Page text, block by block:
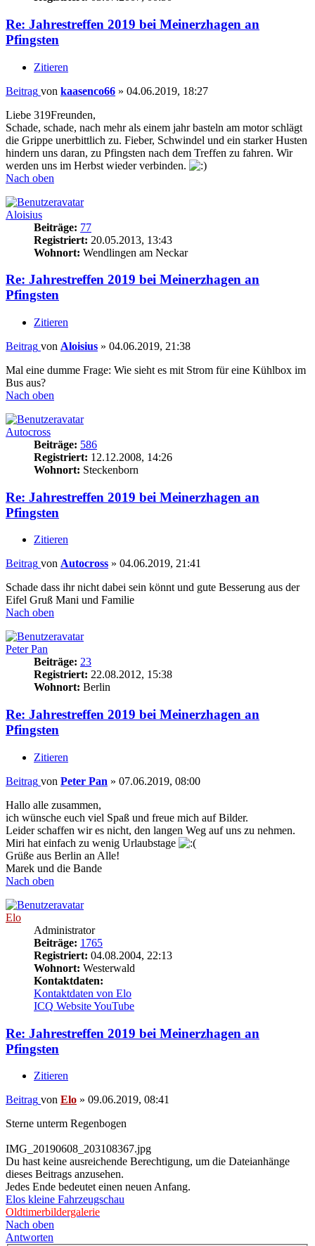
Re: Jahrestreffen 2019 bei Meinerzhagen an
Pfingsten
Zitieren
Beitrag von kaasenco66 » 04.06.2019, 18:27
Liebe 319Freunden,
Schade, schade, nach mehr als einem jahr basteln am motor schlägt
die Grippe unerbittlich zu. Fieber, Schwindel und ein starker Husten
hindern uns daran, zu Pfingsten nach dem Treffen zu fahren. Wir
werden uns im Herbst wieder verbinden.
Nach oben
Aloisius
Beiträge: 77
Registriert: 20.05.2013, 13:43
Wohnort: Wendlingen am Neckar
Re: Jahrestreffen 2019 bei Meinerzhagen an
Pfingsten
Zitieren
Beitrag von Aloisius » 04.06.2019, 21:38
Mal eine dumme Frage: Wie sieht es mit Strom für eine Kühlbox im
Bus aus?
Nach oben
Autocross
Beiträge: 586
Registriert: 12.12.2008, 14:26
Wohnort: Steckenborn
Re: Jahrestreffen 2019 bei Meinerzhagen an
Pfingsten
Zitieren
Beitrag von Autocross » 04.06.2019, 21:41
Schade dass ihr nicht dabei sein könnt und gute Besserung aus der
Eifel Gruß Mani und Familie
Nach oben
Peter Pan
Beiträge: 23
Registriert: 22.08.2012, 15:38
Wohnort: Berlin
Re: Jahrestreffen 2019 bei Meinerzhagen an
Pfingsten
Zitieren
Beitrag von Peter Pan » 07.06.2019, 08:00
Hallo alle zusammen,
ich wünsche euch viel Spaß und freue mich auf Bilder.
Leider schaffen wir es nicht, den langen Weg auf uns zu nehmen.
Miri hat einfach zu wenig Urlaubstage
Grüße aus Berlin an Alle!
Marek und die Bande
Nach oben
Elo
Administrator
Beiträge: 1765
Registriert: 04.08.2004, 22:13
Wohnort: Westerwald
Kontaktdaten:
Kontaktdaten von Elo
ICQ WebsiteYouTube
Re: Jahrestreffen 2019 bei Meinerzhagen an
Pfingsten
Zitieren
Beitrag von Elo » 09.06.2019, 08:41
Sterne unterm Regenbogen
IMG_20190608_203108367.jpg
Du hast keine ausreichende Berechtigung, um die Dateianhänge
dieses Beitrags anzusehen.
Jedes Ende bedeutet einen neuen Anfang.
Elos kleine Fahrzeugschau
Oldtimerbildergalerie
Nach oben
Antworten